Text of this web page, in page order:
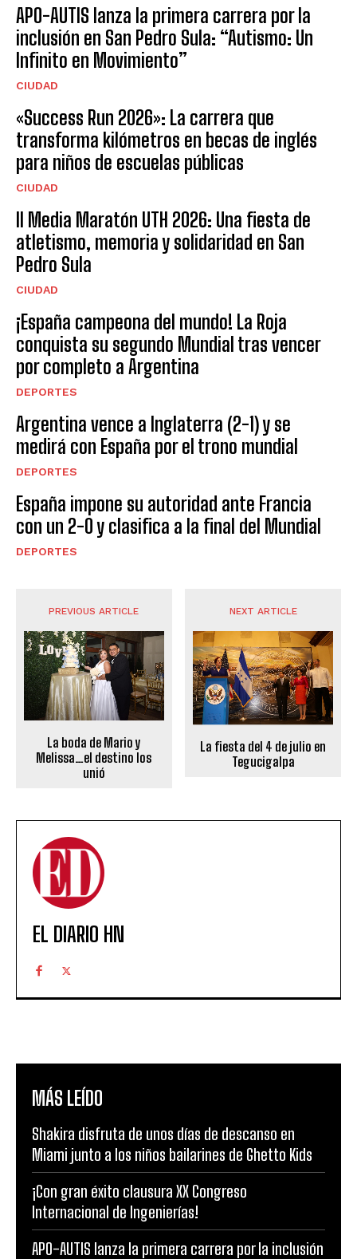
APO-AUTIS lanza la primera carrera por la
inclusión en San Pedro Sula: “Autismo: Un
Infinito en Movimiento”
CIUDAD
«Success Run 2026»: La carrera que
transforma kilómetros en becas de inglés
para niños de escuelas públicas
CIUDAD
II Media Maratón UTH 2026: Una fiesta de
atletismo, memoria y solidaridad en San
Pedro Sula
CIUDAD
¡España campeona del mundo! La Roja
conquista su segundo Mundial tras vencer
por completo a Argentina
DEPORTES
Argentina vence a Inglaterra (2-1) y se
medirá con España por el trono mundial
DEPORTES
España impone su autoridad ante Francia
con un 2-0 y clasifica a la final del Mundial
DEPORTES
PREVIOUS ARTICLE
La boda de Mario y
Melissa…el destino los
unió
NEXT ARTICLE
La fiesta del 4 de julio en
Tegucigalpa
EL DIARIO HN
MÁS LEÍDO
Shakira disfruta de unos días de descanso en
Miami junto a los niños bailarines de Ghetto Kids
¡Con gran éxito clausura XX Congreso
Internacional de Ingenierías!
APO-AUTIS lanza la primera carrera por la inclusión